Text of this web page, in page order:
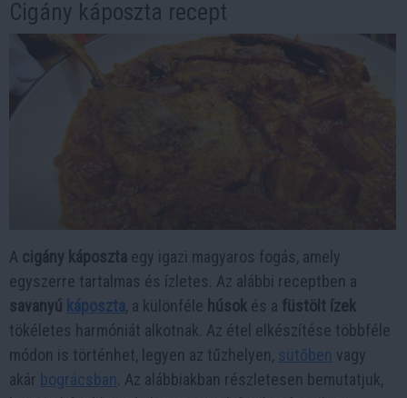
Cigány káposzta recept
A cigány káposzta egy igazi magyaros fogás, amely
egyszerre tartalmas és ízletes. Az alábbi receptben a
savanyú káposzta, a különféle húsok és a füstölt ízek
tökéletes harmóniát alkotnak. Az étel elkészítése többféle
módon is történhet, legyen az tűzhelyen, sütőben vagy
akár bográcsban . Az alábbiakban részletesen bemutatjuk,